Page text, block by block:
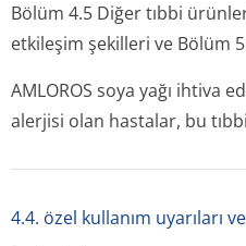
Bölüm 4.5 Diğer tıbbi
etkileşim şekilleri ve Bölüm
AMLOROS soya yağı ihtiva
alerjisi olan hastalar, bu
4.4. özel kullanım uyarıları